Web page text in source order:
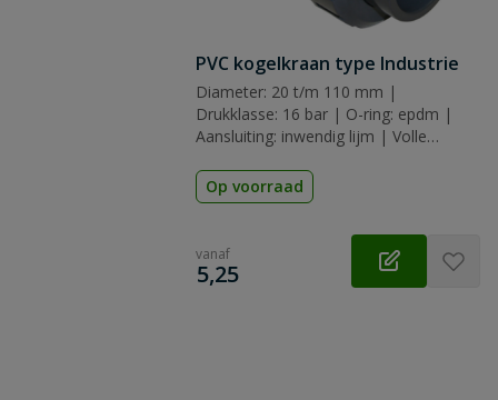
PVC kogelkraan type Industrie
Diameter: 20 t/m 110 mm |
Drukklasse: 16 bar | O-ring: epdm |
Aansluiting: inwendig lijm | Volle
Op voorraad
vanaf
€
5,25